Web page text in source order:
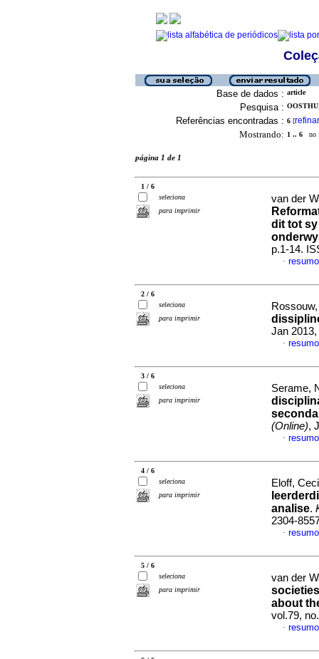
Base de dados : article
Pesquisa :
Referências encontradas : 6 [refinar
Mostrando: 1 .. 6 no
página 1 de 1
1 / 6
seleciona
para imprimir
van der
dit tot
p.1-14.
·
2 / 6
seleciona
para imprimir
Jan
·
3 / 6
seleciona
para imprimir
Serame,
(Online),
·
4 / 6
seleciona
para imprimir
Eloff,
analise.
2304-
·
5 / 6
seleciona
para imprimir
van der
about
vol.79,
·